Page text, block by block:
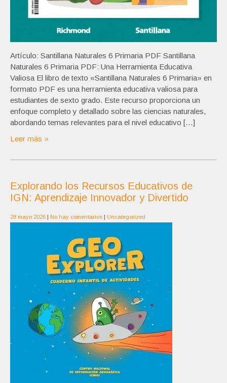
Artículo: Santillana Naturales 6 Primaria PDF Santillana
Naturales 6 Primaria PDF: Una Herramienta Educativa
Valiosa El libro de texto «Santillana Naturales 6 Primaria» en
formato PDF es una herramienta educativa valiosa para
estudiantes de sexto grado. Este recurso proporciona un
enfoque completo y detallado sobre las ciencias naturales,
abordando temas relevantes para el nivel educativo […]
Leer más »
Explorando los Recursos Educativos de
IGN: Aprendizaje Innovador y Divertido
28 mayo 2026 | No hay comentarios | Uncategorized